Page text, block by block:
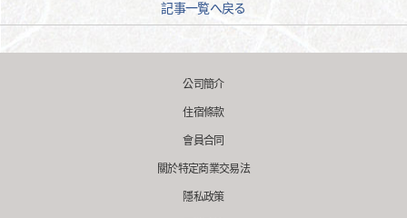
記事一覧へ戻る
公司簡介
住宿條款
會員合同
關於特定商業交易法
隱私政策